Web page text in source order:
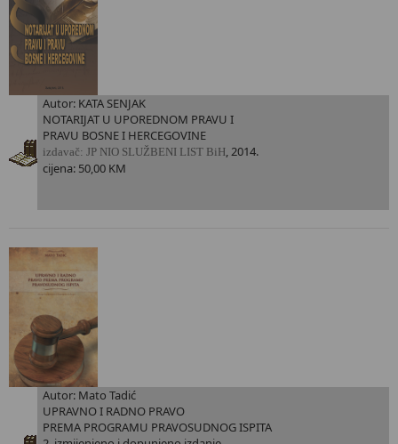
Autor: KATA SENJAK
NOTARIJAT U UPOREDNOM PRAVU I
PRAVU BOSNE I HERCEGOVINE
izdavač: JP NIO SLUŽBENI LIST BiH, 2014.
cijena: 50,00 KM
Autor: Mato Tadić
UPRAVNO I RADNO PRAVO
PREMA PROGRAMU PRAVOSUDNOG ISPITA